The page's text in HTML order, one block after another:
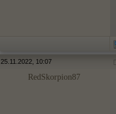
25.11.2022, 10:07
RedSkorpion87